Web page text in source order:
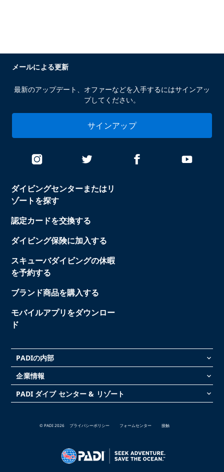
ダイビングセンターまたはリ
ゾートを探す
認定カードを交換する
ダイビング保険に加入する
スキューバダイビングの休暇
を予約する
ブランド商品を購入する
モバイルアプリをダウンロー
ド
PADIの内部 keyboard_arrow_down
企業情報 keyboard_arrow_down
PADI ダイブ センター & リゾート keyboard_arrow_down
メールによる更新
最新のアップデート、オファーなどを入手するにはサインアッ
プしてください。
サインアップ
© PADI 2026 プライバシーポリシー フォームセンター 接触